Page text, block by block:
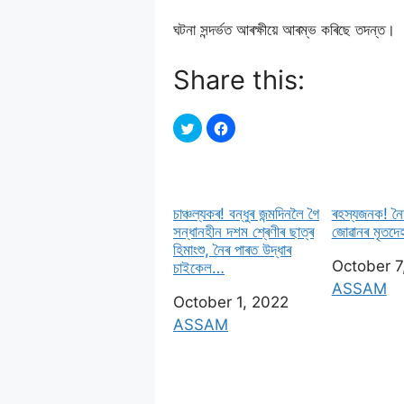
ঘটনা সন্দৰ্ভত আৰক্ষীয়ে আৰম্ভ কৰিছে তদন্ত।
Share this:
চাঞ্চল্যকৰ! বন্ধুৰ জন্মদিনলৈ গৈ
সন্ধানহীন দশম শ্ৰেণীৰ ছাত্ৰ
হিমাংশু, নৈৰ পাৰত উদ্ধাৰ
চাইকেল…
Date
October 1, 2022
In relation to
ASSAM
ৰহস্যজনক!
জোৱানৰ
Date
October
In
ASSAM